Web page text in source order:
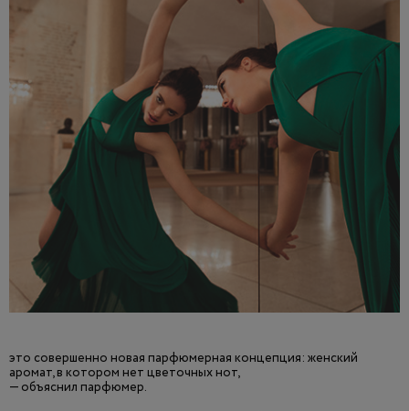
это совершенно новая парфюмерная концепция: женский
аромат, в котором нет цветочных нот,
— объяснил парфюмер.